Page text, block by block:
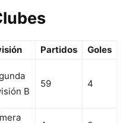
Partidos
Goles
B
59 4